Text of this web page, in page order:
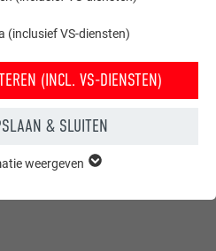
dakafvoersystemen &
alleen goed uit, maar het is
(inclusief VS-diensten)
(INCL. VS-DIENSTEN)
& SLUITEN
weergeven